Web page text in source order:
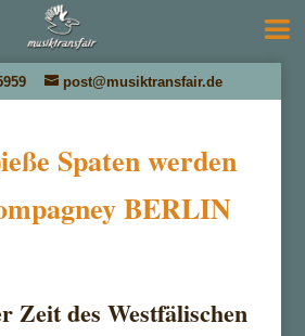
post@musiktransfair.de
Spaten werden
BERLIN
Zeit des Westfälischen